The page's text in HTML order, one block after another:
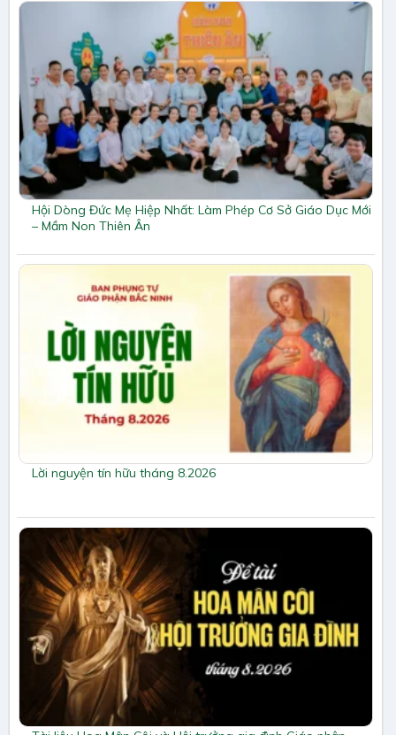
Hội Dòng Đức Mẹ Hiệp Nhất: Làm Phép Cơ Sở Giáo Dục Mới
– Mầm Non Thiên Ân
Lời nguyện tín hữu tháng 8.2026